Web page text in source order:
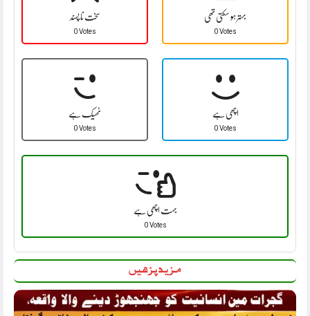
سخت نا پسند
0 Votes
بہتر ہو سکتی تھی
0 Votes
ٹھیک ہے
0 Votes
اچھی ہے
0 Votes
بہت اچھی ہے
0 Votes
مزید پڑھیں